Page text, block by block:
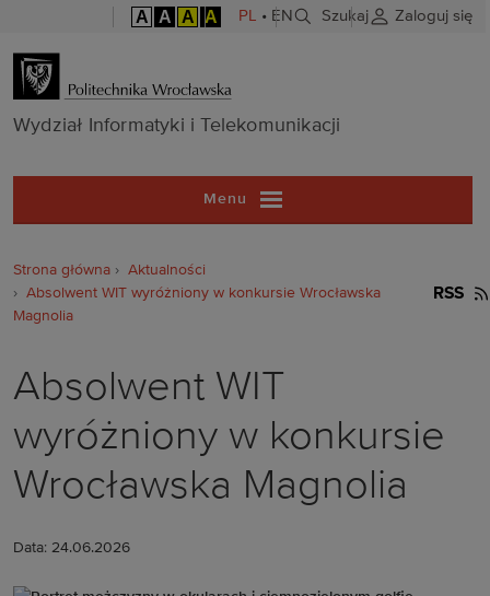
A A A A PL • EN Szukaj Zaloguj się
Wydział
Wydział Informatyki i Telekomunikacji
Menu
Strona główna
Aktualności
Absolwent WIT wyróżniony w konkursie Wrocławska
Magnolia
RSS
Absolwent WIT
wyróżniony w konkursie
Wrocławska Magnolia
Data: 24.06.2026